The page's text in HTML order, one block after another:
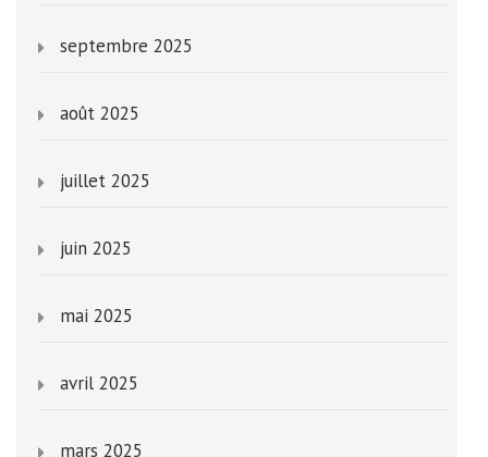
septembre 2025
août 2025
juillet 2025
juin 2025
mai 2025
avril 2025
mars 2025